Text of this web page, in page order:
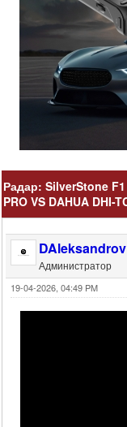
Радар: SilverStone
PRO VS DAHUA DHI-
DAleksandrov
Администратор
19-04-2026, 04:49 PM